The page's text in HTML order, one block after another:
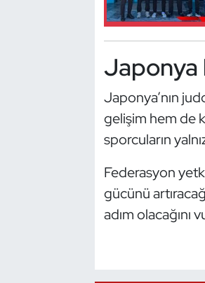
Japonya
Japonya’nın
gelişim hem de
sporcuların
Federasyon
gücünü
adım olacağını
Oryantiring